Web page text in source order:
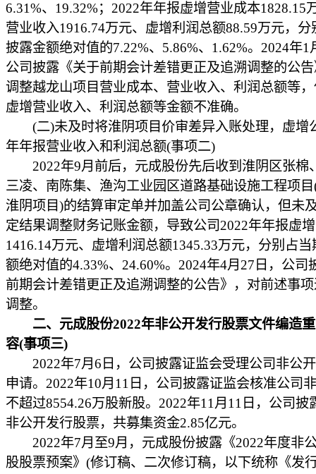
6.31%、19.32%；2022年年报虚增营业成本1828.15
营业收入1916.74万元、虚增利润总额88.59万元，分
披露金额绝对值的7.22%、5.86%、1.62%。2024年1
公司披露《关于前期会计差错更正及追溯调整的公
调整越龙山项目营业成本、营业收入、利润总额等
虚增营业收入、利润总额等金额不准确。
(二)未及时将淮阴项目价审差异入账处理，虚增
年年报营业收入和利润总额(事项二)
2022年9月前后，元成股份先后收到淮阴区张棉
三凌、南陈集、渔沟工业园区道路基础设施工程项
淮阴项目)的结算审定单并加盖公司公章确认，但未
定结果调整财务记账金额，导致公司2022年年报虚
1416.14万元、虚增利润总额1345.33万元，分别占
额绝对值的4.33%、24.60%。2024年4月27日，公司
前期会计差错更正及追溯调整的公告》，对前述事
调整。
二、元成股份2022年非公开发行股票文件编造
容(事项三)
2022年7月6日，公司披露证监会受理公司非公
申请。2022年10月11日，公司披露证监会核准公司
不超过8554.26万股新股。2022年11月11日，公司披
非公开发行股票，共募集资金2.85亿元。
2022年7月至9月，元成股份披露《2022年度非
股股票预案》(修订稿、二次修订稿，以下统称《发